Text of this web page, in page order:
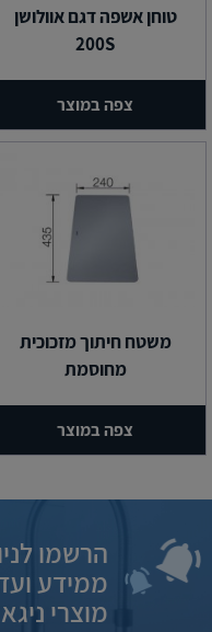
טוחן אשפה דגם אוולושן
200S
צפה במוצר
משטח חיתוך מזכוכית
מחוסמת
צפה במוצר
הרשמו
ממידע
מוצרי ניגא